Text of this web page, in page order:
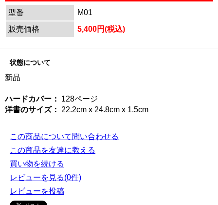
型番
M01
販売価格
5,400円(税込)
状態について
新品
ハードカバー：
128ページ
洋書のサイズ：
22.2cm x 24.8cm x 1.5cm
この商品について問い合わせる
この商品を友達に教える
買い物を続ける
レビューを見る(0件)
レビューを投稿